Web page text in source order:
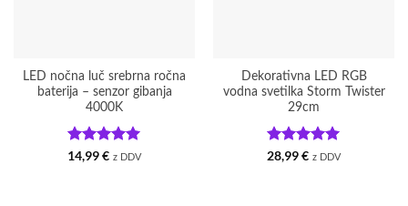
LED nočna luč srebrna ročna
baterija – senzor gibanja
4000K
Ocenjeno5
14,99€ z DDV
Dekorativna LED RGB
vodna svetilka Storm Twister
29cm
Ocenjeno5
28,99€ z DDV